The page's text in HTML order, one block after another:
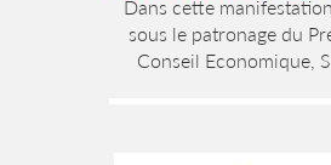
Dans cette
sous le patronage du
Conseil Economique,